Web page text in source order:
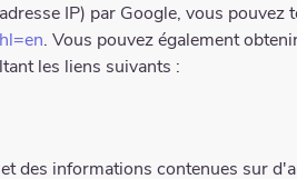
IP) par Google, vous pouvez
. Vous pouvez également
les liens suivants :
des informations contenues sur